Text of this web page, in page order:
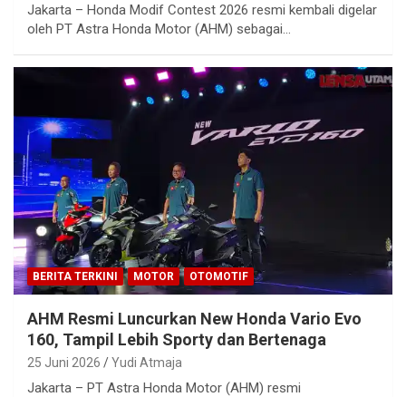
Jakarta – Honda Modif Contest 2026 resmi kembali digelar
oleh PT Astra Honda Motor (AHM) sebagai…
BERITA TERKINI MOTOR OTOMOTIF
AHM Resmi Luncurkan New Honda Vario Evo
160, Tampil Lebih Sporty dan Bertenaga
25 Juni 2026 Yudi Atmaja
Jakarta – PT Astra Honda Motor (AHM) resmi